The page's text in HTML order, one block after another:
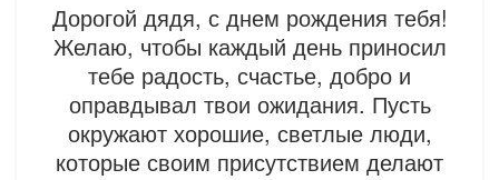
Дорогой дядя, с днем рождения тебя!
Желаю, чтобы каждый день приносил
тебе радость, счастье, добро и
оправдывал твои ожидания. Пусть
окружают хорошие, светлые люди,
которые своим присутствием делают